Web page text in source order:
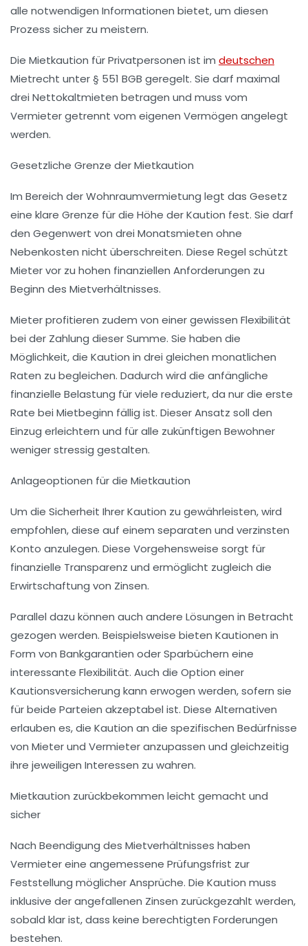
alle notwendigen Informationen bietet, um diesen
Prozess sicher zu meistern.
Die Mietkaution für Privatpersonen ist im deutschen
Mietrecht unter § 551 BGB geregelt. Sie darf maximal
drei Nettokaltmieten betragen und muss vom
Vermieter getrennt vom eigenen Vermögen angelegt
werden.
Gesetzliche Grenze der Mietkaution
Im Bereich der Wohnraumvermietung legt das Gesetz
eine klare Grenze für die Höhe der Kaution fest. Sie darf
den Gegenwert von drei Monatsmieten ohne
Nebenkosten nicht überschreiten. Diese Regel schützt
Mieter vor zu hohen finanziellen Anforderungen zu
Beginn des Mietverhältnisses.
Mieter profitieren zudem von einer gewissen Flexibilität
bei der Zahlung dieser Summe. Sie haben die
Möglichkeit, die Kaution in drei gleichen monatlichen
Raten zu begleichen. Dadurch wird die anfängliche
finanzielle Belastung für viele reduziert, da nur die erste
Rate bei Mietbeginn fällig ist. Dieser Ansatz soll den
Einzug erleichtern und für alle zukünftigen Bewohner
weniger stressig gestalten.
Anlageoptionen für die Mietkaution
Um die Sicherheit Ihrer Kaution zu gewährleisten, wird
empfohlen, diese auf einem separaten und verzinsten
Konto anzulegen. Diese Vorgehensweise sorgt für
finanzielle Transparenz und ermöglicht zugleich die
Erwirtschaftung von Zinsen.
Parallel dazu können auch andere Lösungen in Betracht
gezogen werden. Beispielsweise bieten Kautionen in
Form von Bankgarantien oder Sparbüchern eine
interessante Flexibilität. Auch die Option einer
Kautionsversicherung kann erwogen werden, sofern sie
für beide Parteien akzeptabel ist. Diese Alternativen
erlauben es, die Kaution an die spezifischen Bedürfnisse
von Mieter und Vermieter anzupassen und gleichzeitig
ihre jeweiligen Interessen zu wahren.
Mietkaution zurückbekommen leicht gemacht und
sicher
Nach Beendigung des Mietverhältnisses haben
Vermieter eine angemessene Prüfungsfrist zur
Feststellung möglicher Ansprüche. Die Kaution muss
inklusive der angefallenen Zinsen zurückgezahlt werden,
sobald klar ist, dass keine berechtigten Forderungen
bestehen.